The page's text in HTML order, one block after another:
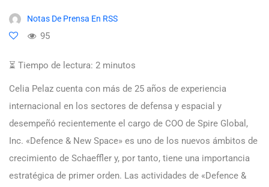
Notas De Prensa En RSS
95
⏳ Tiempo de lectura: 2 minutos
Celia Pelaz cuenta con más de 25 años de experiencia
internacional en los sectores de defensa y espacial y
desempeñó recientemente el cargo de COO de Spire Global,
Inc. «Defence & New Space» es uno de los nuevos ámbitos de
crecimiento de Schaeffler y, por tanto, tiene una importancia
estratégica de primer orden. Las actividades de «Defence &